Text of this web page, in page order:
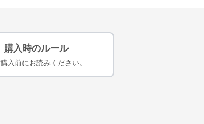
購入時のルール
入前にお読みください。